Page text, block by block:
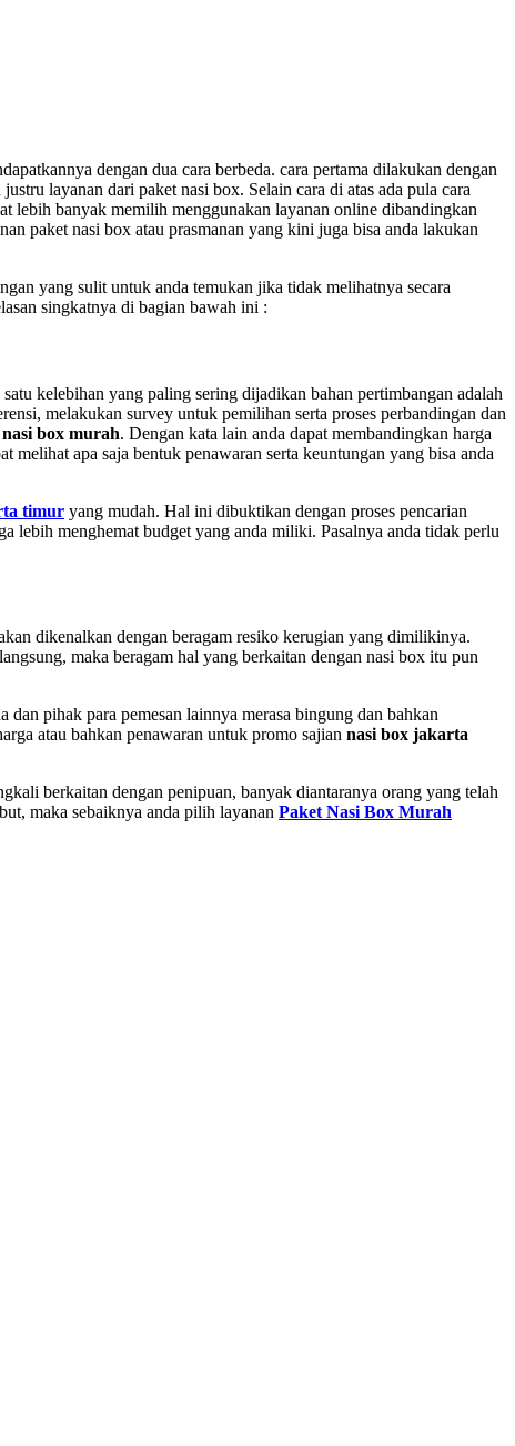
dengan dua cara berbeda. cara pertama dilakukan dengan
layanan dari paket nasi box. Selain cara di atas ada pula cara
lebih banyak memilih menggunakan layanan online dibandingkan
paket nasi box atau prasmanan yang kini juga bisa anda lakukan
yang sulit untuk anda temukan jika tidak melihatnya secara
singkatnya di bagian bawah ini :
kelebihan yang paling sering dijadikan bahan pertimbangan adalah
melakukan survey untuk pemilihan serta proses perbandingan dan
box murah. Dengan kata lain anda dapat membandingkan harga
apa saja bentuk penawaran serta keuntungan yang bisa anda
timur yang mudah. Hal ini dibuktikan dengan proses pencarian
lebih menghemat budget yang anda miliki. Pasalnya anda tidak perlu
dikenalkan dengan beragam resiko kerugian yang dimilikinya.
maka beragam hal yang berkaitan dengan nasi box itu pun
pihak para pemesan lainnya merasa bingung dan bahkan
atau bahkan penawaran untuk promo sajian nasi box jakarta
berkaitan dengan penipuan, banyak diantaranya orang yang telah
maka sebaiknya anda pilih layanan Paket Nasi Box Murah